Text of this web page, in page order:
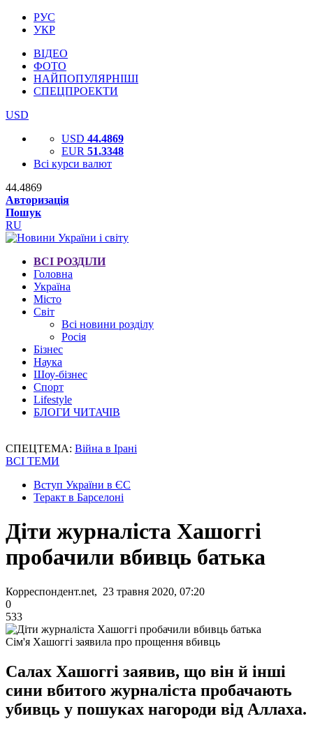
РУС
УКР
ВІДЕО
ФОТО
НАЙПОПУЛЯРНІШІ
СПЕЦПРОЕКТИ
USD
USD 44.4869
EUR 51.3348
Всі курси валют
44.4869
Авторизація
Пошук
RU
ВСІ РОЗДІЛИ
Головна
Україна
Місто
Світ
Всі новини розділу
Росія
Бізнес
Наука
Шоу-бізнес
Спорт
Lifestyle
БЛОГИ ЧИТАЧІВ
СПЕЦТЕМА: Війна в Ірані
ВСІ ТЕМИ
Вступ України в ЄС
Теракт в Барселоні
Діти журналіста Хашоггі
пробачили вбивць батька
Корреспондент.net, 23 травня 2020, 07:20
0
533
Сім'я Хашоггі заявила про прощення вбивць
Салах Хашоггі заявив, що він й інші
сини вбитого журналіста пробачають
убивць у пошуках нагороди від Аллаха.